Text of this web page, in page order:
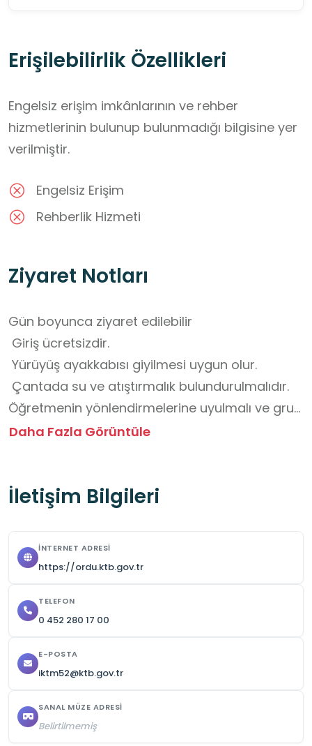
Erişilebilirlik Özellikleri
Engelsiz erişim imkânlarının ve rehber
hizmetlerinin bulunup bulunmadığı bilgisine yer
verilmiştir.
Engelsiz Erişim
Rehberlik Hizmeti
Ziyaret Notları
Gün boyunca ziyaret edilebilir
Giriş ücretsizdir.
Yürüyüş ayakkabısı giyilmesi uygun olur.
Çantada su ve atıştırmalık bulundurulmalıdır.
Öğretmenin yönlendirmelerine uyulmalı ve grup
hâlinde hareket edilmelidir.
Daha Fazla Görüntüle
İletişim Bilgileri
İNTERNET ADRESI
https://ordu.ktb.gov.tr
TELEFON
0 452 280 17 00
E-POSTA
iktm52@ktb.gov.tr
SANAL MÜZE ADRESI
Belirtilmemiş